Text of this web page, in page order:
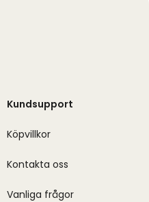
Kundsupport
Köpvillkor
Kontakta oss
Vanliga frågor